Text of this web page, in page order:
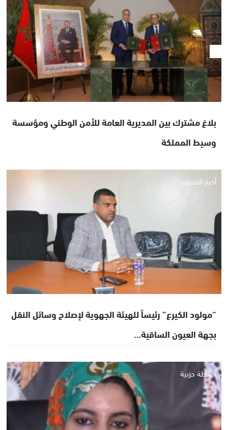
بلاغ مشترك بين المديرية العامة للأمن الوطني ومؤسسة
وسيط المملكة
أخبار الصحراء
“مولود الكيرع” رئيساً للهيئة الجهوية لإصلاح وسائل النقل
بجهة العيون الساقية…
أنشطة حزبية